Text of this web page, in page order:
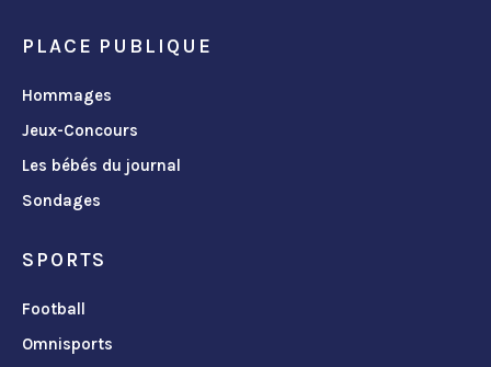
PLACE PUBLIQUE
Hommages
Jeux-Concours
Les bébés du journal
Sondages
SPORTS
Football
Omnisports